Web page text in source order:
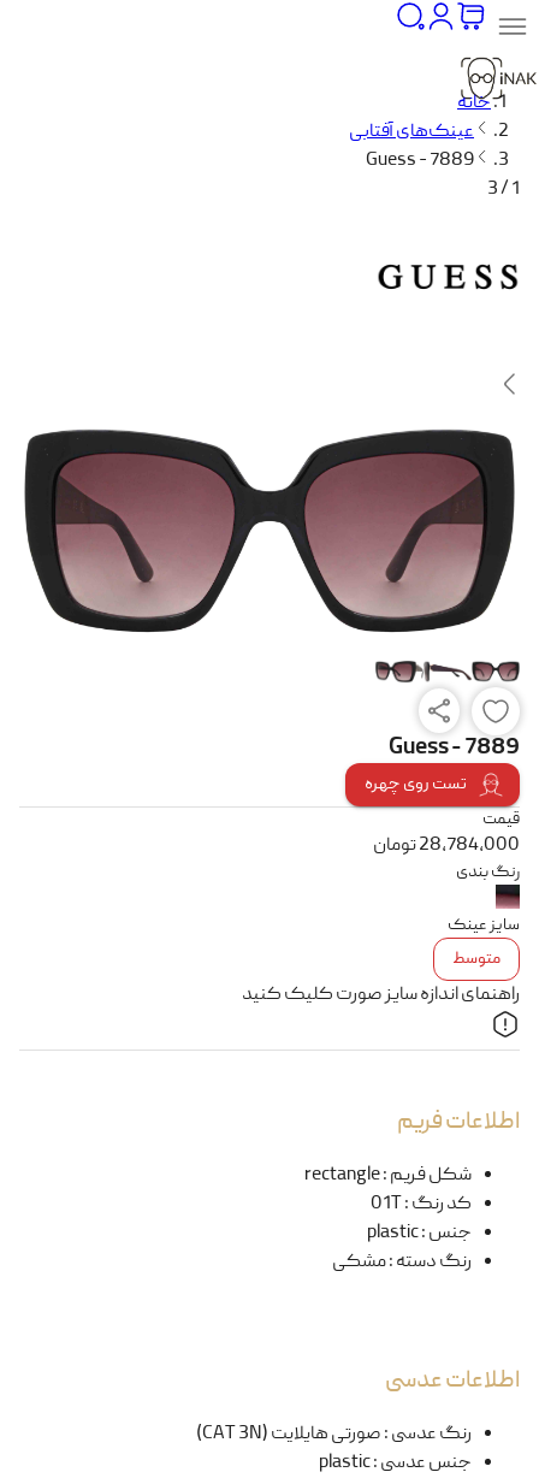
خانه
عینک‌های آفتابی
Guess - 7889
1 / 3
Guess - 7889
تست روی چهره
قیمت
28,784,000تومان
رنگ بندی
سایز عینک
متوسط
راهنمای اندازه سایز صورت کلیک کنید
اطلاعات فریم
شکل فریم:
rectangle
کد رنگ:
01T
جنس:
plastic
رنگ دسته:مشکی
اطلاعات عدسی
رنگ عدسی:صورتی هایلایت (CAT 3N)
جنس عدسی:
plastic